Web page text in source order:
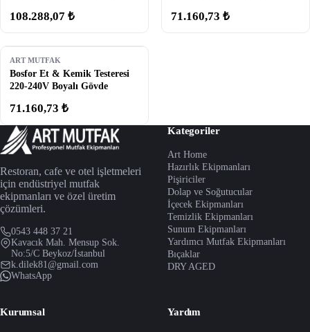
108.288,07 ₺ 71.160,73 ₺
ART MUTFAK
Bosfor Et & Kemik Testeresi
220-240V Boyalı Gövde
71.160,73 ₺
Restoran, cafe ve otel işletmeleri
için endüstriyel mutfak
ekipmanları ve özel üretim
çözümleri.
0543 448 37 21
Kavacık Mah. Mensup Sok.
No:5/C Beykoz/İstanbul
k.dilek81@gmail.com
WhatsApp
Kategoriler
Art Home
Hazırlık Ekipmanları
Pişiriciler
Dolap ve Soğutucular
İçecek Ekipmanları
Temizlik Ekipmanları
Sunum Ekipmanları
Yardımcı Mutfak Ekipmanları
Bıçaklar
DRY AGED
Kurumsal Yardım